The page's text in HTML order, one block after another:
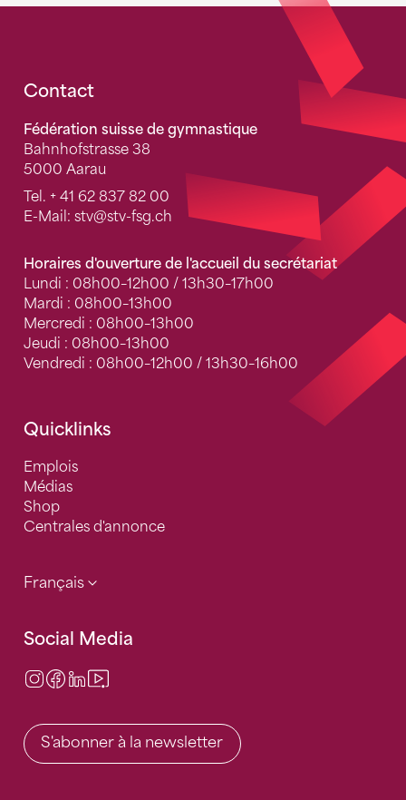
Fusszeile
Contact
Fédération suisse de gymnastique
Bahnhofstrasse 38
5000 Aarau
Tel. + 41 62 837 82 00
E-Mail: stv@stv-fsg.ch
Horaires d'ouverture de l'accueil du secrétariat
Lundi : 08h00–12h00 / 13h30–17h00
Mardi : 08h00–13h00
Mercredi : 08h00–13h00
Jeudi : 08h00–13h00
Vendredi : 08h00–12h00 / 13h30–16h00
Quicklinks
Emplois
Médias
Shop
Centrales d'annonce
Français
Social Media
Instagram
Facebook
LinkedIn
S'abonner à la newsletter